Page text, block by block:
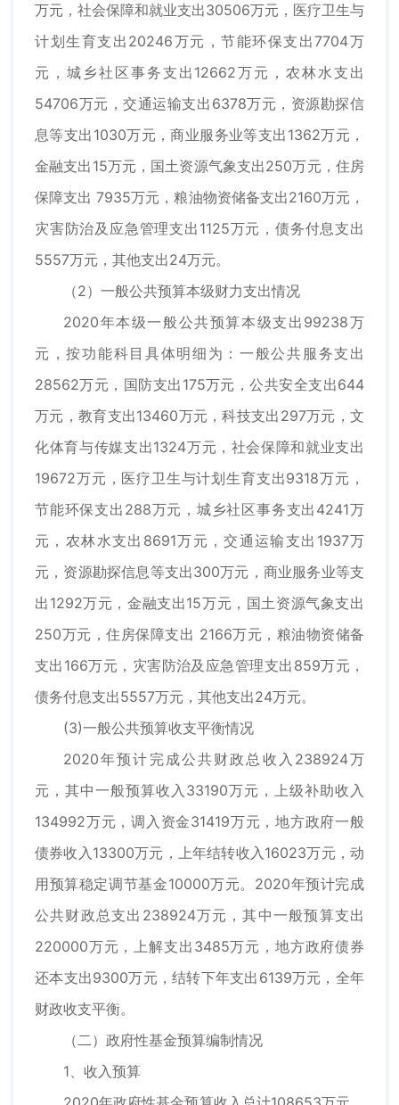
万元，社会保障和就业支出30506万元，医疗卫生与
计划生育支出20246万元，节能环保支出7704万
元，城乡社区事务支出12662万元，农林水支出
54706万元，交通运输支出6378万元，资源勘探信
息等支出1030万元，商业服务业等支出1362万元，
金融支出15万元，国土资源气象支出250万元，住房
保障支出 7935万元，粮油物资储备支出2160万元，
灾害防治及应急管理支出1125万元，债务付息支出
5557万元，其他支出24万元。
（2）一般公共预算本级财力支出情况
2020年本级一般公共预算本级支出99238万
元，按功能科目具体明细为：一般公共服务支出
28562万元，国防支出175万元，公共安全支出644
万元，教育支出13460万元，科技支出297万元，文
化体育与传媒支出1324万元，社会保障和就业支出
19672万元，医疗卫生与计划生育支出9318万元，
节能环保支出288万元，城乡社区事务支出4241万
元，农林水支出8691万元，交通运输支出1937万
元，资源勘探信息等支出300万元，商业服务业等支
出1292万元，金融支出15万元，国土资源气象支出
250万元，住房保障支出 2166万元，粮油物资储备
支出166万元，灾害防治及应急管理支出859万元，
债务付息支出5557万元，其他支出24万元。
(3)一般公共预算收支平衡情况
2020年预计完成公共财政总收入238924万
元，其中一般预算收入33190万元，上级补助收入
134992万元，调入资金31419万元，地方政府一般
债券收入13300万元，上年结转收入16023万元，动
用预算稳定调节基金10000万元。2020年预计完成
公共财政总支出238924万元，其中一般预算支出
220000万元，上解支出3485万元，地方政府债券
还本支出9300万元，结转下年支出6139万元，全年
财政收支平衡。
（二）政府性基金预算编制情况
1、收入预算